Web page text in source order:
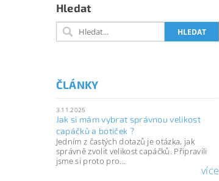
Hledat
ČLÁNKY
3.11.2025
Jak si mám vybrat správnou velikost
capáčků a botiček ?
Jedním z častých dotazů je otázka, jak
správně zvolit velikost capáčků. Připravili
jsme si proto pro...
více